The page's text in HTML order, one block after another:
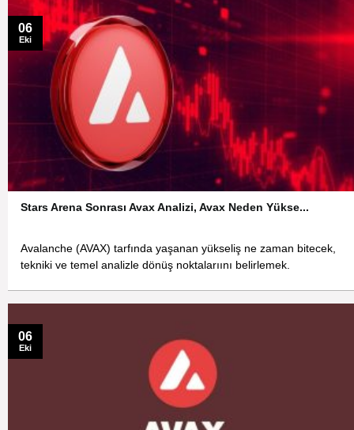
Stars Arena Sonrası Avax Analizi, Avax Neden Yükse...
Avalanche (AVAX) tarfında yaşanan yükseliş ne zaman bitecek,
tekniki ve temel analizle dönüş noktalarıını belirlemek.
06
Eki
06
Eki